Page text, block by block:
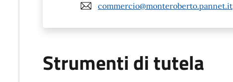
commercio@monteroberto.pannet.it
Strumenti di tutela